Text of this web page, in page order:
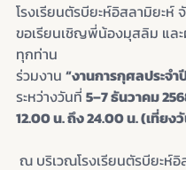
โรงเรียนตัรบียะห์อิสลามิยะห์
ขอเรียนเชิญพี่น้องมุสลิม แล
ทุกท่าน
ร่วมงาน “งานการกุศลประจำ
ระหว่างวันที่ 5–7 ธันวาคม
12.00 น. ถึง 24.00 น. (เที่ยง